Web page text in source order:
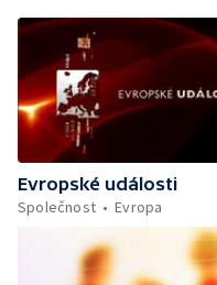
Evropské události
Společnost
Evropa